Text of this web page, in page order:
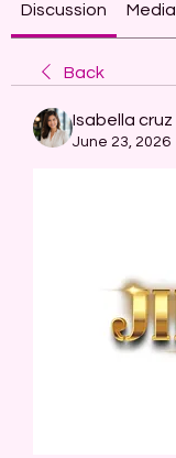
Discussion Media
Back
Isabella cruz
June 23, 2026